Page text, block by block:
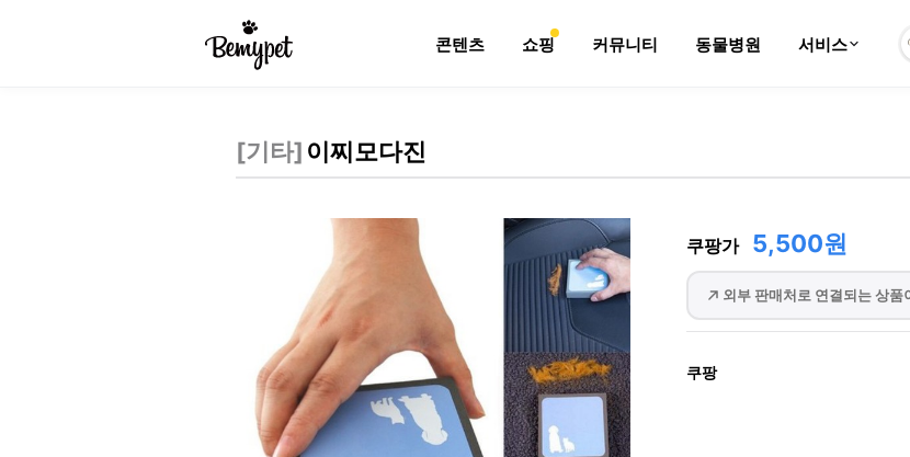
콘텐츠 쇼핑 커뮤니티 동물병원 서비스
[기타] 이찌모다진
쿠팡가 5,500원
외부 판매처로 연결되는 상품
쿠팡